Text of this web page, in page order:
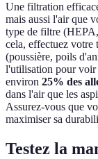
Une filtration
mais aussi l'air que
type de filtre
cela, effectuez votre
(poussière, poils
l'utilisation pour voir
environ 25% des
dans l'air que les
Assurez-vous que
maximiser sa
Testez la